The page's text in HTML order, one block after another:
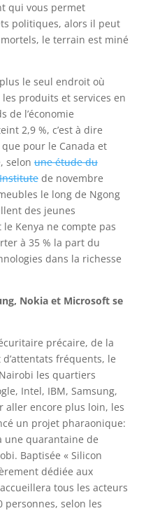
qui vous permet
politiques, alors il peut
le terrain est miné
le seul endroit où
produits et services en
de l’économie
2,9 %, c’est à dire
pour le Canada et
selonune étude du
de novembre
le long de Ngong
des jeunes
Kenya ne compte pas
à 35 % la part du
dans la richesse
Nokia et Microsoft se
précaire, de la
fréquents, le
les quartiers
Intel, IBM, Samsung,
aller encore plus loin, les
un projet pharaonique:
une quarantaine de
Baptisée « Silicon
dédiée aux
tous les acteurs
personnes, selon les